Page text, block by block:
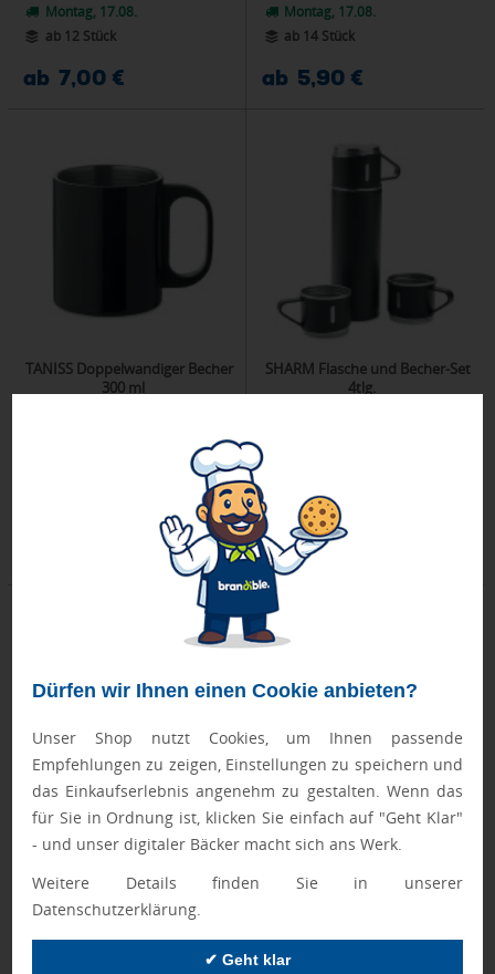
Dürfen wir Ihnen einen Cookie anbieten?
Unser Shop nutzt Cookies, um Ihnen passende
Empfehlungen zu zeigen, Einstellungen zu speichern und
das Einkaufserlebnis angenehm zu gestalten. Wenn das
für Sie in Ordnung ist, klicken Sie einfach auf "Geht Klar"
- und unser digitaler Bäcker macht sich ans Werk.
Weitere Details finden Sie in unserer
Datenschutzerklärung.
✔ Geht klar
Montag, 17.08.
ab 12 Stück
ab 7,00 €
Montag, 17.08.
ab 14 Stück
ab 5,90 €
TANISS Doppelwandiger Becher
300 ml
SHARM Flasche und Becher-Set
4tlg.
ab 12 Stück
ab 7,00 €
Isolierbecher Metall 350ml
LAUDA. Becher aus 90% recyceltem
mL
Freitag, 21.08.